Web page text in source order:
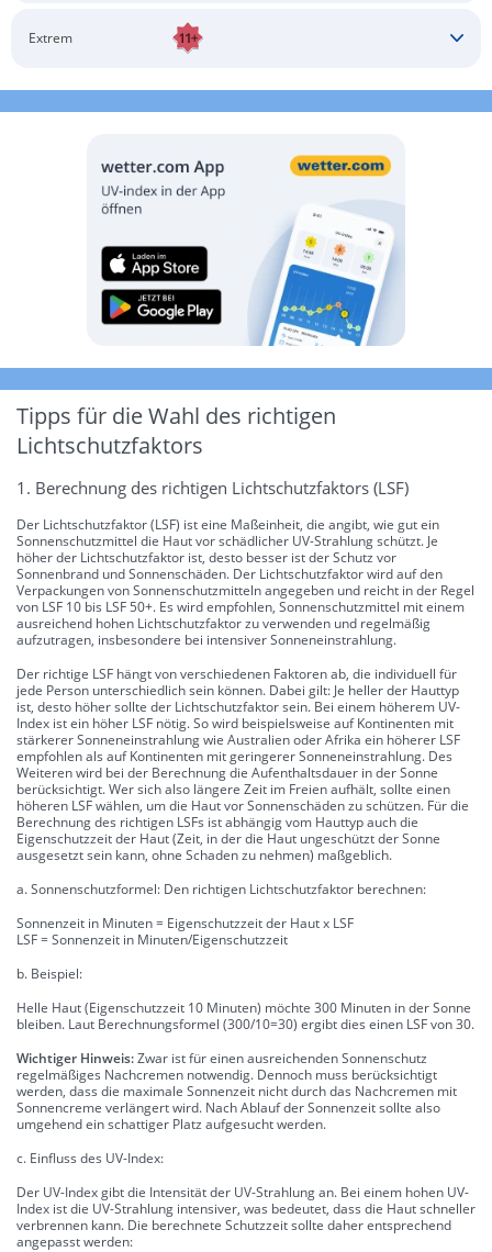
Langärmlige Bekleidung
Extrem
Tipps für die Wahl des richtigen
Lichtschutzfaktors
1. Berechnung des richtigen Lichtschutzfaktors (LSF)
Der Lichtschutzfaktor (LSF) ist eine Maßeinheit, die angibt, wie gut ein
Sonnenschutzmittel die Haut vor schädlicher UV-Strahlung schützt. Je
höher der Lichtschutzfaktor ist, desto besser ist der Schutz vor
Sonnenbrand und Sonnenschäden. Der Lichtschutzfaktor wird auf den
Verpackungen von Sonnenschutzmitteln angegeben und reicht in der Regel
von LSF 10 bis LSF 50+. Es wird empfohlen, Sonnenschutzmittel mit einem
ausreichend hohen Lichtschutzfaktor zu verwenden und regelmäßig
aufzutragen, insbesondere bei intensiver Sonneneinstrahlung.
Der richtige LSF hängt von verschiedenen Faktoren ab, die individuell für
jede Person unterschiedlich sein können. Dabei gilt: Je heller der Hauttyp
ist, desto höher sollte der Lichtschutzfaktor sein. Bei einem höherem UV-
Index ist ein höher LSF nötig. So wird beispielsweise auf Kontinenten mit
stärkerer Sonneneinstrahlung wie Australien oder Afrika ein höherer LSF
empfohlen als auf Kontinenten mit geringerer Sonneneinstrahlung. Des
Weiteren wird bei der Berechnung die Aufenthaltsdauer in der Sonne
berücksichtigt. Wer sich also längere Zeit im Freien aufhält, sollte einen
höheren LSF wählen, um die Haut vor Sonnenschäden zu schützen. Für die
Berechnung des richtigen LSFs ist abhängig vom Hauttyp auch die
Eigenschutzzeit der Haut (Zeit, in der die Haut ungeschützt der Sonne
ausgesetzt sein kann, ohne Schaden zu nehmen) maßgeblich.
a. Sonnenschutzformel: Den richtigen Lichtschutzfaktor berechnen:
Sonnenzeit in Minuten = Eigenschutzzeit der Haut x LSF
LSF = Sonnenzeit in Minuten/Eigenschutzzeit
b. Beispiel:
Helle Haut (Eigenschutzzeit 10 Minuten) möchte 300 Minuten in der Sonne
bleiben. Laut Berechnungsformel (300/10=30) ergibt dies einen LSF von 30.
Wichtiger Hinweis:Zwar ist für einen ausreichenden Sonnenschutz
regelmäßiges Nachcremen notwendig. Dennoch muss berücksichtigt
werden, dass die maximale Sonnenzeit nicht durch das Nachcremen mit
Sonnencreme verlängert wird. Nach Ablauf der Sonnenzeit sollte also
umgehend ein schattiger Platz aufgesucht werden.
c. Einfluss des UV-Index:
Der UV-Index gibt die Intensität der UV-Strahlung an. Bei einem hohen UV-
Index ist die UV-Strahlung intensiver, was bedeutet, dass die Haut schneller
verbrennen kann. Die berechnete Schutzzeit sollte daher entsprechend
angepasst werden: